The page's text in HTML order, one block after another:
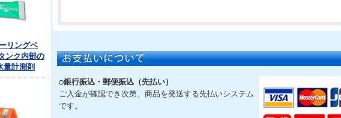
リングペ
ク内部の
計測剤
○銀行振込・郵便振込（先払い）
ご入金が確認でき次第、商品を発送する先払いシステム
です。